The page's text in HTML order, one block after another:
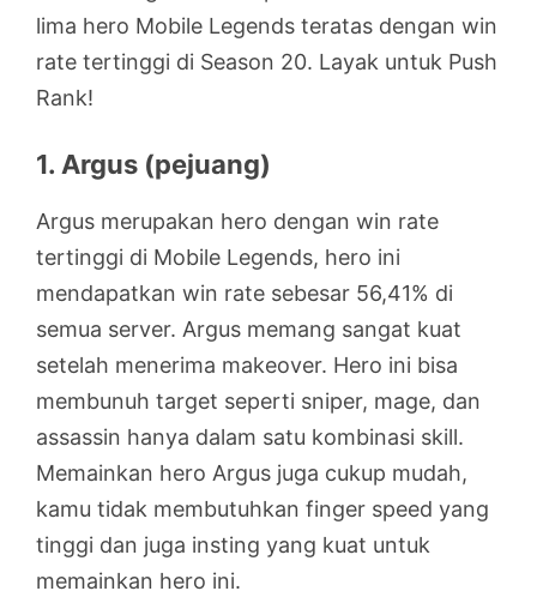
lima hero Mobile Legends teratas dengan win
rate tertinggi di Season 20. Layak untuk Push
Rank!
1. Argus (pejuang)
Argus merupakan hero dengan win rate
tertinggi di Mobile Legends, hero ini
mendapatkan win rate sebesar 56,41% di
semua server. Argus memang sangat kuat
setelah menerima makeover. Hero ini bisa
membunuh target seperti sniper, mage, dan
assassin hanya dalam satu kombinasi skill.
Memainkan hero Argus juga cukup mudah,
kamu tidak membutuhkan finger speed yang
tinggi dan juga insting yang kuat untuk
memainkan hero ini.